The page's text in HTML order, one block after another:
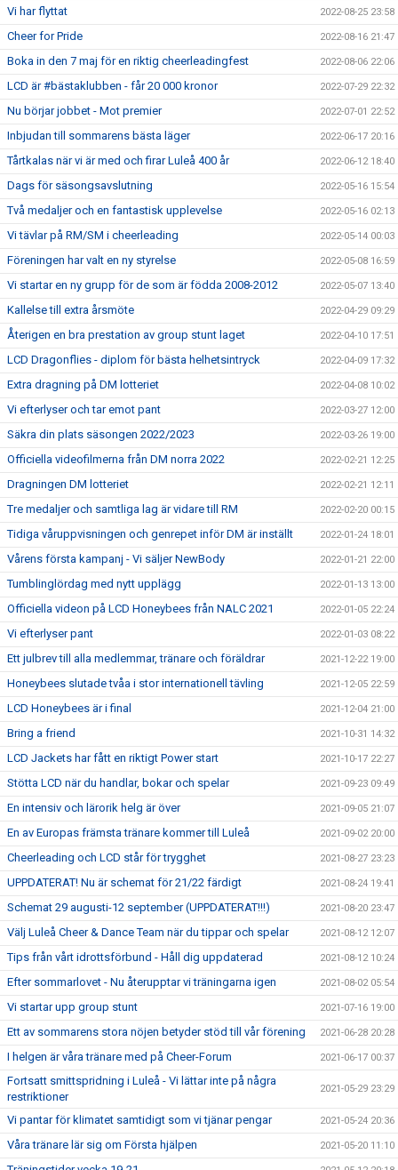
Vi har flyttat 2022-08-25 23:58
Cheer for Pride 2022-08-16 21:47
Boka in den 7 maj för en riktig cheerleadingfest 2022-08-06 22:06
LCD är #bästaklubben - får 20 000 kronor 2022-07-29 22:32
Nu börjar jobbet - Mot premier 2022-07-01 22:52
Inbjudan till sommarens bästa läger 2022-06-17 20:16
Tårtkalas när vi är med och firar Luleå 400 år 2022-06-12 18:40
Dags för säsongsavslutning 2022-05-16 15:54
Två medaljer och en fantastisk upplevelse 2022-05-16 02:13
Vi tävlar på RM/SM i cheerleading 2022-05-14 00:03
Föreningen har valt en ny styrelse 2022-05-08 16:59
Vi startar en ny grupp för de som är födda 2008-2012 2022-05-07 13:40
Kallelse till extra årsmöte 2022-04-29 09:29
Återigen en bra prestation av group stunt laget 2022-04-10 17:51
LCD Dragonflies - diplom för bästa helhetsintryck 2022-04-09 17:32
Extra dragning på DM lotteriet 2022-04-08 10:02
Vi efterlyser och tar emot pant 2022-03-27 12:00
Säkra din plats säsongen 2022/2023 2022-03-26 19:00
Officiella videofilmerna från DM norra 2022 2022-02-21 12:25
Dragningen DM lotteriet 2022-02-21 12:11
Tre medaljer och samtliga lag är vidare till RM 2022-02-20 00:15
Tidiga våruppvisningen och genrepet inför DM är inställt 2022-01-24 18:01
Vårens första kampanj - Vi säljer NewBody 2022-01-21 22:00
Tumblinglördag med nytt upplägg 2022-01-13 13:00
Officiella videon på LCD Honeybees från NALC 2021 2022-01-05 22:24
Vi efterlyser pant 2022-01-03 08:22
Ett julbrev till alla medlemmar, tränare och föräldrar 2021-12-22 19:00
Honeybees slutade tvåa i stor internationell tävling 2021-12-05 22:59
LCD Honeybees är i final 2021-12-04 21:00
Bring a friend 2021-10-31 14:32
LCD Jackets har fått en riktigt Power start 2021-10-17 22:27
Stötta LCD när du handlar, bokar och spelar 2021-09-23 09:49
En intensiv och lärorik helg är över 2021-09-05 21:07
En av Europas främsta tränare kommer till Luleå 2021-09-02 20:00
Cheerleading och LCD står för trygghet 2021-08-27 23:23
UPPDATERAT! Nu är schemat för 21/22 färdigt 2021-08-24 19:41
Schemat 29 augusti-12 september (UPPDATERAT!!!) 2021-08-20 23:47
Välj Luleå Cheer & Dance Team när du tippar och spelar 2021-08-12 12:07
Tips från vårt idrottsförbund - Håll dig uppdaterad 2021-08-12 10:24
Efter sommarlovet - Nu återupptar vi träningarna igen 2021-08-02 05:54
Vi startar upp group stunt 2021-07-16 19:00
Ett av sommarens stora nöjen betyder stöd till vår förening 2021-06-28 20:28
I helgen är våra tränare med på Cheer-Forum 2021-06-17 00:37
Fortsatt smittspridning i Luleå - Vi lättar inte på några
restriktioner
2021-05-29 23:29
Vi pantar för klimatet samtidigt som vi tjänar pengar 2021-05-24 20:36
Våra tränare lär sig om Första hjälpen 2021-05-20 11:10